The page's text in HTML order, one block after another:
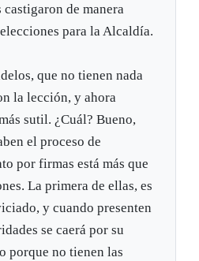
de manera
para la Alcaldía.
que no tienen nada
la lección, y ahora
sutil. ¿Cuál? Bueno,
el proceso de
por firmas está más que
La primera de ellas, es
y cuando presenten
se caerá por su
porque no tienen las